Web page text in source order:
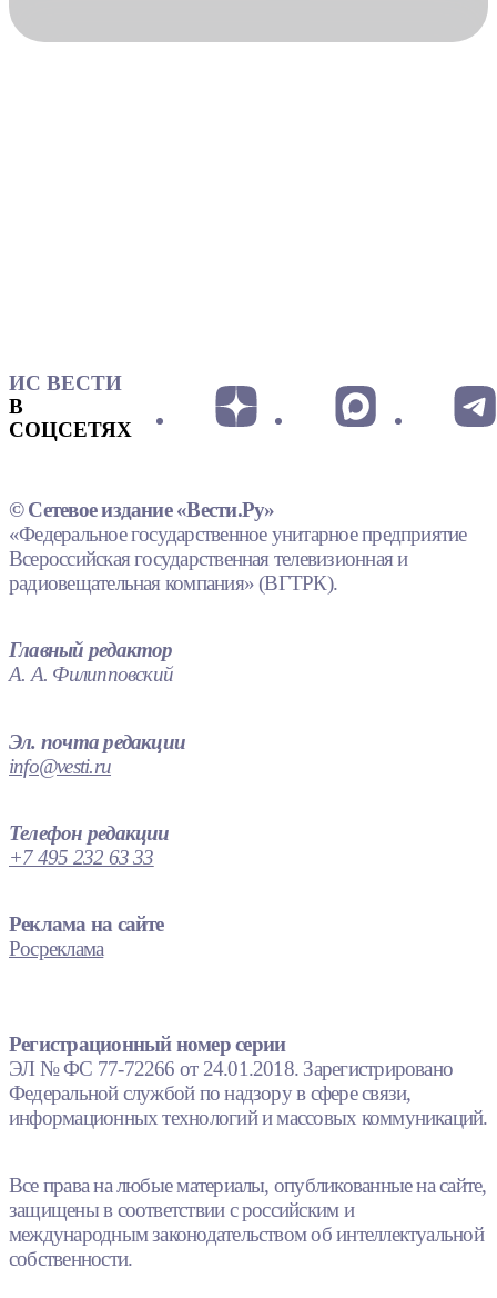
ИС ВЕСТИ
В
СОЦСЕТЯХ
© Сетевое издание «Вести.Ру»
«Федеральное государственное унитарное предприятие
Всероссийская государственная телевизионная и
радиовещательная компания» (ВГТРК).
Главный редактор
А. А. Филипповский
Эл. почта редакции
info@vesti.ru
Телефон редакции
+7 495 232 63 33
Реклама на сайте
Росреклама
Регистрационный номер серии
ЭЛ № ФС 77-72266 от 24.01.2018. Зарегистрировано
Федеральной службой по надзору в сфере связи,
информационных технологий и массовых коммуникаций.
Все права на любые материалы, опубликованные на сайте,
защищены в соответствии с российским и
международным законодательством об интеллектуальной
собственности.